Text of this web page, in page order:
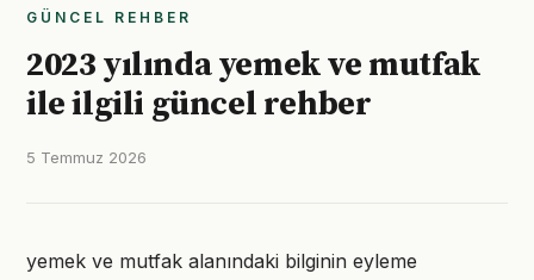
GÜNCEL REHBER
2023 yılında yemek ve mutfak
ile ilgili güncel rehber
5 Temmuz 2026
yemek ve mutfak alanındaki bilginin eyleme